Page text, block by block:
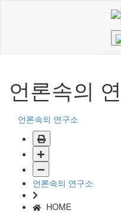
언론속의
언론속의 연구소
언론속의 연구소
HOME